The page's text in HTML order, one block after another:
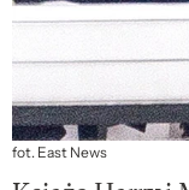
fot. East News